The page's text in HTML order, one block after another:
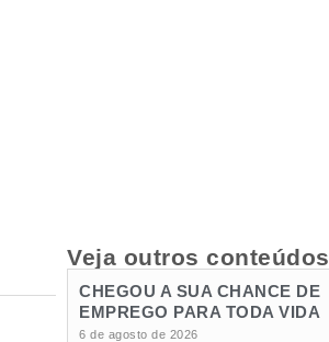
Veja outros conteúdos
CHEGOU A SUA CHANCE DE
EMPREGO PARA TODA VIDA
6 de agosto de 2026